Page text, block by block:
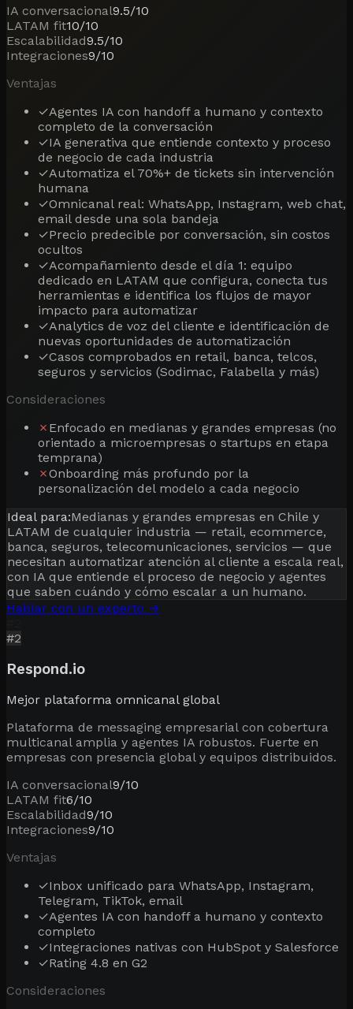
IA conversacional9.5/10
LATAM fit10/10
Escalabilidad9.5/10
Integraciones9/10
Ventajas
✓Agentes IA con handoff a humano y contexto
completo de la conversación
✓IA generativa que entiende contexto y proceso
de negocio de cada industria
✓Automatiza el 70%+ de tickets sin intervención
humana
✓Omnicanal real: WhatsApp, Instagram, web chat,
email desde una sola bandeja
✓Precio predecible por conversación, sin costos
ocultos
✓Acompañamiento desde el día 1: equipo
dedicado en LATAM que configura, conecta tus
herramientas e identifica los flujos de mayor
impacto para automatizar
✓Analytics de voz del cliente e identificación de
nuevas oportunidades de automatización
✓Casos comprobados en retail, banca, telcos,
seguros y servicios (Sodimac, Falabella y más)
Consideraciones
✗ Enfocado en medianas y grandes empresas (no
orientado a microempresas o startups en etapa
temprana)
✗Onboarding más profundo por la
personalización del modelo a cada negocio
Ideal para:Medianas y grandes empresas en Chile y
LATAM de cualquier industria — retail, ecommerce,
banca, seguros, telecomunicaciones, servicios — que
necesitan automatizar atención al cliente a escala real,
con IA que entiende el proceso de negocio y agentes
que saben cuándo y cómo escalar a un humano.
Hablar con un experto →
#2
Respond.io
Mejor plataforma omnicanal global
Plataforma de messaging empresarial con cobertura
multicanal amplia y agentes IA robustos. Fuerte en
empresas con presencia global y equipos distribuidos.
IA conversacional9/10
LATAM fit6/10
Escalabilidad9/10
Integraciones9/10
Ventajas
✓Inbox unificado para WhatsApp, Instagram,
Telegram, TikTok, email
✓Agentes IA con handoff a humano y contexto
completo
✓Integraciones nativas con HubSpot y Salesforce
✓Rating 4.8 en G2
Consideraciones